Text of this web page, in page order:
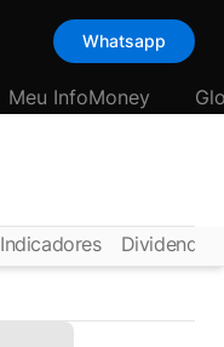
Whatsapp
Meu InfoMoney
Indicadores Dividendos